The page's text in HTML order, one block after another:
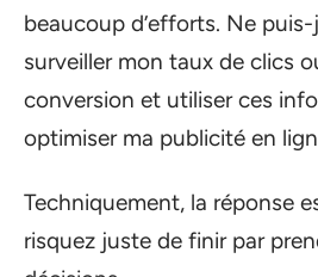
beaucoup d’efforts. Ne
surveiller mon taux de clics
conversion et utiliser ces
optimiser ma publicité en
Techniquement, la réponse
risquez juste de finir par